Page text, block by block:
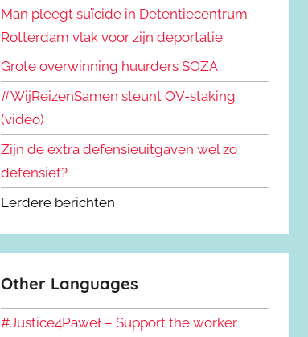
Man pleegt suïcide in Detentiecentrum
Rotterdam vlak voor zijn deportatie
Grote overwinning huurders SOZA
#WijReizenSamen steunt OV-staking
(video)
Zijn de extra defensieuitgaven wel zo
defensief?
Eerdere berichten
Other Languages
#Justice4Paweł – Support the worker